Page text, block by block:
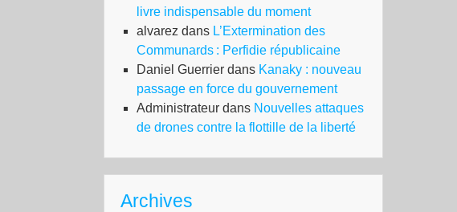
L’IMMIGRATION
livre indispensable du moment
alvarez dans L’Extermination des
Communards : Perfidie républicaine
Daniel Guerrier dans Kanaky : nouveau
passage en force du gouvernement
Administrateur dans Nouvelles attaques
de drones contre la flottille de la liberté
Archives